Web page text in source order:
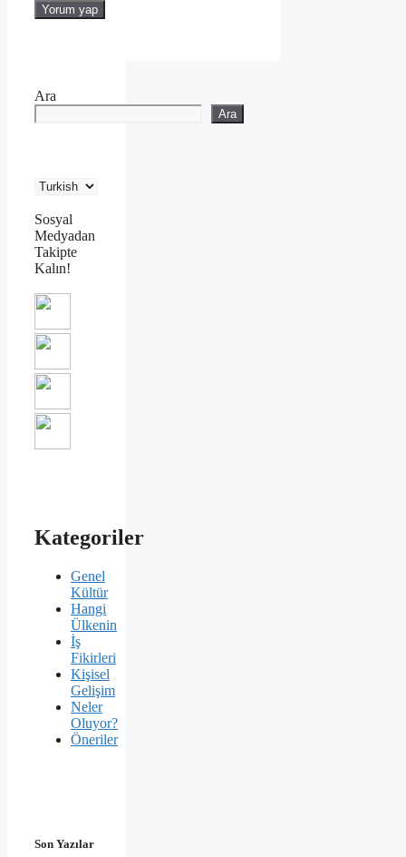
Ara
Ara
Sosyal
Medyadan
Takipte
Kalın!
Kategoriler
Genel
Kültür
Hangi
Ülkenin
İş
Fikirleri
Kişisel
Gelişim
Neler
Oluyor?
Öneriler
Son Yazılar